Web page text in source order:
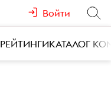
Войти
РЕЙТИНГИКАТАЛОГ